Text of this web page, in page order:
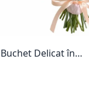
Buchet Delicat în